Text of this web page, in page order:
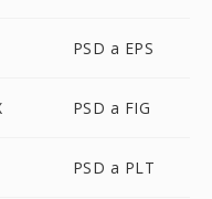
PSD a EPS
PSD a FIG
PSD a PLT